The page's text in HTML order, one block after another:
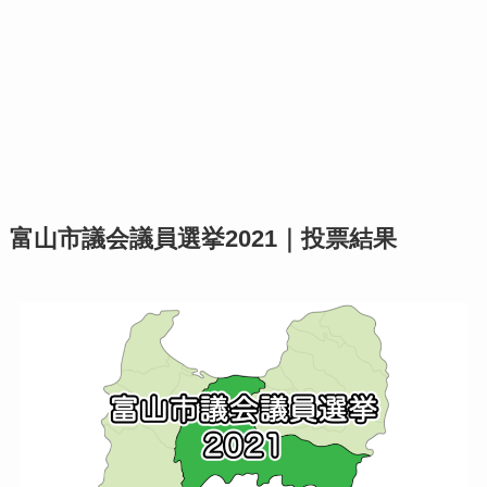
富山市議会議員選挙2021｜投票結果